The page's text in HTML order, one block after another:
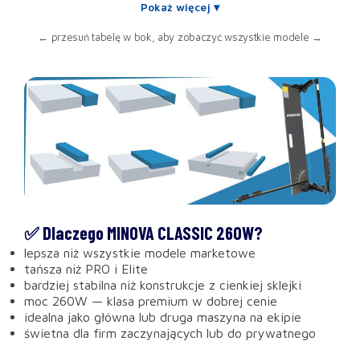
Pokaż więcej ▾
← przesuń tabelę w bok, aby zobaczyć wszystkie modele →
✅ Dlaczego MINOVA CLASSIC 260W?
lepsza niż wszystkie modele marketowe
tańsza niż PRO i Elite
bardziej stabilna niż konstrukcje z cienkiej sklejki
moc 260W — klasa premium w dobrej cenie
idealna jako główna lub druga maszyna na ekipie
świetna dla firm zaczynających lub do prywatnego